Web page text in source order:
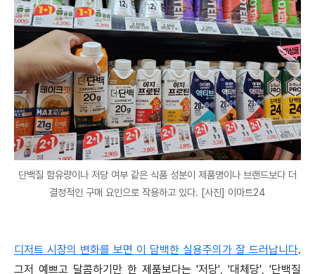
단백질 함유량이나 저당 여부 같은 식품 성분이 제품명이나 브랜드보다 더
결정적인 구매 요인으로 작용하고 있다. [사진] 이마트24
디저트 시장의 변화를 보면 이 담백한 실용주의가 잘 드러납니다.
그저 예쁘고 달콤하기만 한 제품보다는 '저당', '대체당', '단백질